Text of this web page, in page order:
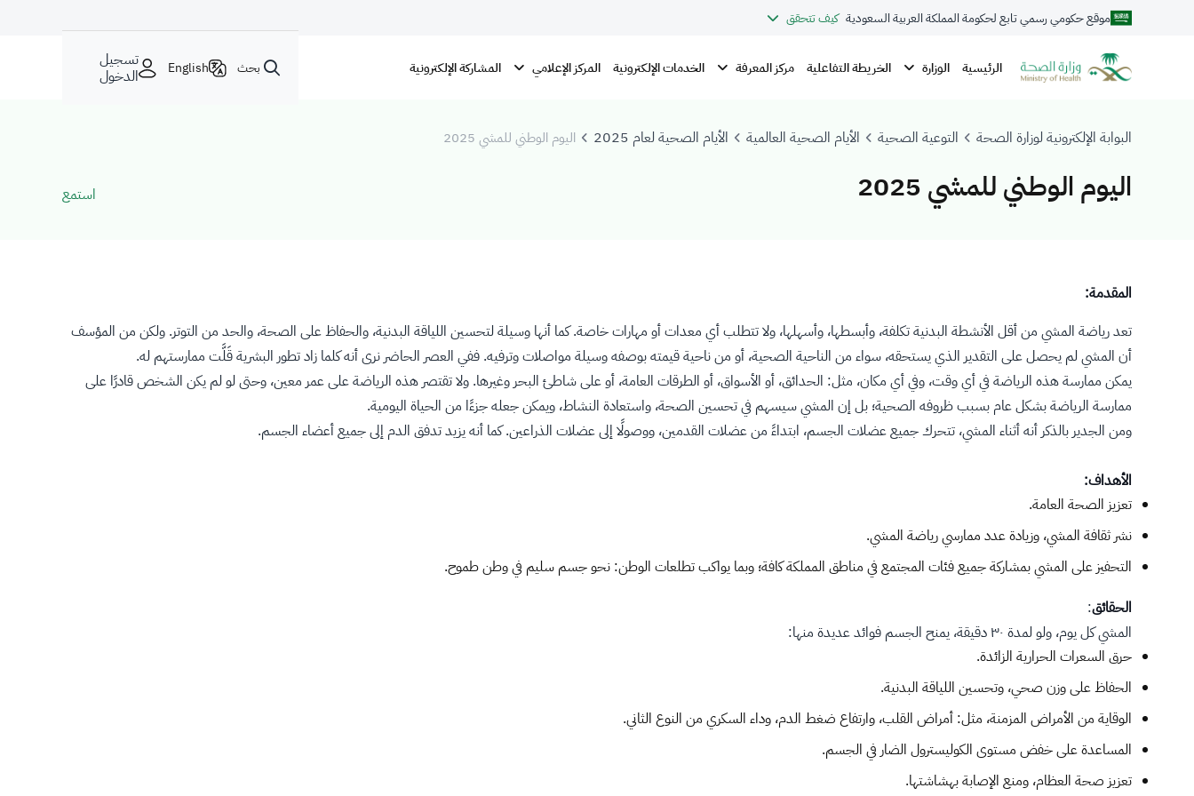
موقع حكومي رسمي تابع لحكومة المملكة العربية السعودية كيف تتحقق
الرئيسية الوزارة الخريطة التفاعلية مركز المعرفة الخدمات الإلكترونية المركز الإعلامي المشاركة الإلكترونية بحث English تسجيل
الدخول
البوابة الإلكترونية لوزارة الصحة التوعية الصحية الأيام الصحية العالمية الأيام الصحية لعام 2025 اليوم الوطني للمشي 2025
اليوم الوطني للمشي 2025 استمع
المقدمة:
تعد رياضة المشي من أقل الأنشطة البدنية تكلفة، وأبسطها، وأسهلها، ولا تتطلب أي معدات أو مهارات خاصة. كما أنها وسيلة لتحسين اللياقة البدنية، والحفاظ على الصحة، والحد من التوتر. ولكن من المؤسف
أن المشي لم يحصل على التقدير الذي يستحقه، سواء من الناحية الصحية، أو من ناحية قيمته بوصفه وسيلة مواصلات وترفيه. ففي العصر الحاضر نرى أنه كلما زاد تطور البشرية قَلَّت ممارستهم له.
يمكن ممارسة هذه الرياضة في أي وقت، وفي أي مكان، مثل: الحدائق، أو الأسواق، أو الطرقات العامة، أو على شاطئ البحر وغيرها. ولا تقتصر هذه الرياضة على عمر معين، وحتى لو لم يكن الشخص قادرًا على
ممارسة الرياضة بشكل عام بسبب ظروفه الصحية؛ بل إن المشي سيسهم في تحسين الصحة، واستعادة النشاط، ويمكن جعله جزءًا من الحياة اليومية.
ومن الجدير بالذكر أنه أثناء المشي، تتحرك جميع عضلات الجسم، ابتداءً من عضلات القدمين، ووصولًا إلى عضلات الذراعين. كما أنه يزيد تدفق الدم إلى جميع أعضاء الجسم.
الأهداف:
تعزيز الصحة العامة.
نشر ثقافة المشي، وزيادة عدد ممارسي رياضة المشي.
التحفيز على المشي بمشاركة جميع فئات المجتمع في مناطق المملكة كافة؛ وبما يواكب تطلعات الوطن: نحو جسم سليم في وطن طموح.
الحقائق:
المشي كل يوم، ولو لمدة ٣٠ دقيقة، يمنح الجسم فوائد عديدة منها:
حرق السعرات الحرارية الزائدة.
الحفاظ على وزن صحي، وتحسين اللياقة البدنية.
الوقاية من الأمراض المزمنة، مثل: أمراض القلب، وارتفاع ضغط الدم، وداء السكري من النوع الثاني.
المساعدة على خفض مستوى الكوليسترول الضار في الجسم.
تعزيز صحة العظام، ومنع الإصابة بهشاشتها.